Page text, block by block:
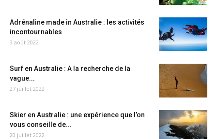
Adrénaline made in Australie : les activités
incontournables
3 août 2022
Surf en Australie : A la recherche de la
vague...
27 juillet 2022
Skier en Australie : une expérience que l’on
vous conseille de...
20 juillet 2022